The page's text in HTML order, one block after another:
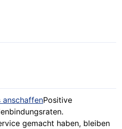
anschaffenPositive
gemacht haben, bleiben